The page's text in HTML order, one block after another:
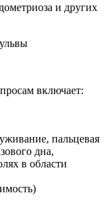
и других
включает:
пальцевая
дна,
в области